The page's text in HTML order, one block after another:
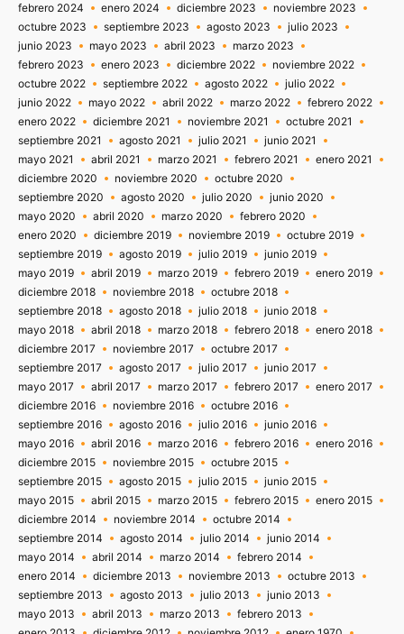
febrero 2024
enero 2024 diciembre 2023
noviembre 2023
octubre 2023
septiembre 2023 agosto 2023
julio 2023
junio 2023
mayo 2023 abril 2023
marzo 2023
febrero 2023
enero 2023 diciembre 2022
noviembre 2022
octubre 2022
septiembre 2022 agosto 2022
julio 2022
junio 2022
mayo 2022 abril 2022 marzo 2022
febrero 2022
enero 2022
diciembre 2021 noviembre 2021
octubre 2021
septiembre 2021
agosto 2021 julio 2021
junio 2021
mayo 2021
abril 2021 marzo 2021 febrero 2021
enero 2021
diciembre 2020
noviembre 2020
octubre 2020
septiembre 2020
agosto 2020 julio 2020
junio 2020
mayo 2020
abril 2020 marzo 2020
febrero 2020
enero 2020
diciembre 2019 noviembre 2019
octubre 2019
septiembre 2019
agosto 2019 julio 2019
junio 2019
mayo 2019
abril 2019 marzo 2019 febrero 2019
enero 2019
diciembre 2018
noviembre 2018
octubre 2018
septiembre 2018
agosto 2018 julio 2018
junio 2018
mayo 2018
abril 2018 marzo 2018 febrero 2018
enero 2018
diciembre 2017
noviembre 2017
octubre 2017
septiembre 2017
agosto 2017 julio 2017
junio 2017
mayo 2017
abril 2017 marzo 2017 febrero 2017
enero 2017
diciembre 2016
noviembre 2016
octubre 2016
septiembre 2016
agosto 2016 julio 2016
junio 2016
mayo 2016
abril 2016 marzo 2016 febrero 2016
enero 2016
diciembre 2015
noviembre 2015
octubre 2015
septiembre 2015
agosto 2015 julio 2015
junio 2015
mayo 2015
abril 2015 marzo 2015 febrero 2015
enero 2015
diciembre 2014
noviembre 2014
octubre 2014
septiembre 2014
agosto 2014 julio 2014
junio 2014
mayo 2014
abril 2014 marzo 2014
febrero 2014
enero 2014
diciembre 2013 noviembre 2013
octubre 2013
septiembre 2013
agosto 2013 julio 2013
junio 2013
mayo 2013
abril 2013 marzo 2013
febrero 2013